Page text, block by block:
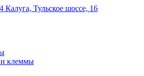
Калуга, Тульское шоссе, 16
и клеммы